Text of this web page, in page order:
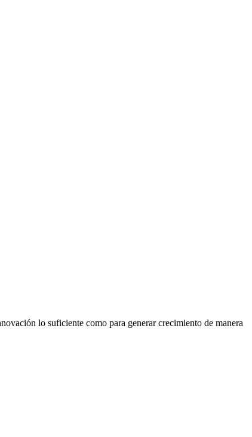
lo suficiente como para generar crecimiento de manera